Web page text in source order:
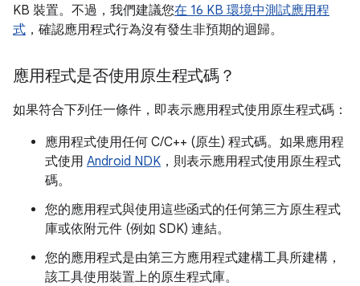
KB 裝置。不過，我們建議您在 16 KB 環境中測試應用程
式 ，確認應用程式行為沒有發生非預期的迴歸。
應用程式是否使用原生程式碼？
如果符合下列任一條件，即表示應用程式使用原生程式碼：
應用程式使用任何 C/C++ (原生) 程式碼。如果應用程
式使用 Android NDK ，則表示應用程式使用原生程式
碼。
您的應用程式與使用這些函式的任何第三方原生程式
庫或依附元件 (例如 SDK) 連結。
您的應用程式是由第三方應用程式建構工具所建構，
該工具使用裝置上的原生程式庫。